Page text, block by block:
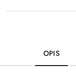
OPIS